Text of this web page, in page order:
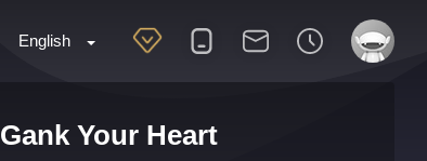
English
Gank Your Heart